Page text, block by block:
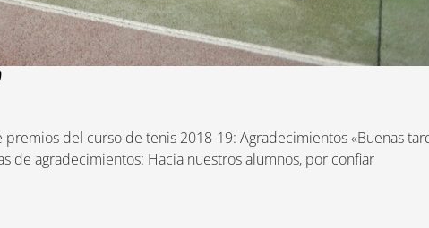
premios del curso de tenis 2018-19: Agradecimientos «Buenas
de agradecimientos: Hacia nuestros alumnos, por confiar